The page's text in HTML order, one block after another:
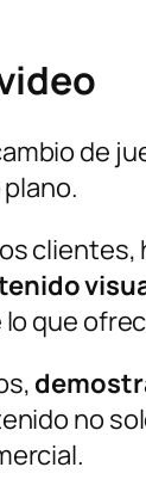
de
que
no